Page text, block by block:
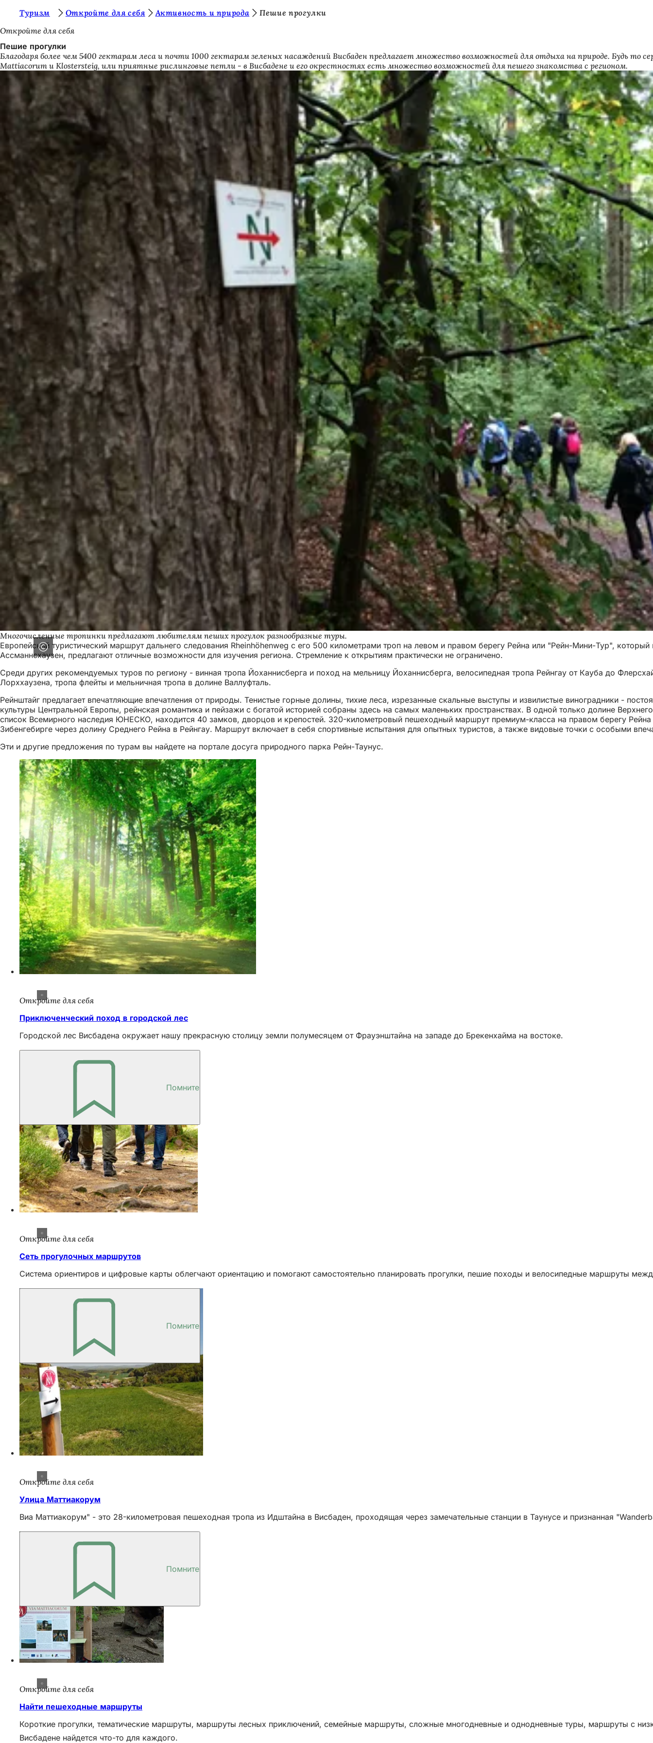
Перейти к содержимому
ы
з
д
е
Туризм Откройте для себя Активность и природа
Пешие прогулки
Откройте для себя
Пешие прогулки
Благодаря более чем 5400 гектарам леса и почти 1000 гектарам зеленых насаждений Висбаден предлагает множество возможностей для отдыха на природе. Будь то
Mattiacorum и Klostersteig, или приятные рислинговые петли - в Висбадене и его окрестностях есть множество возможностей для пешего знакомства с регионом.
Многочисленные тропинки предлагают любителям пеших прогулок разнообразные туры.
Европейский туристический маршрут дальнего следования Rheinhöhenweg с его 500 километрами троп на левом и правом берегу Рейна или "Рейн-Мини-Тур",
Ассманнсхаузен, предлагают отличные возможности для изучения региона. Стремление к открытиям практически не ограничено.
Среди других рекомендуемых туров по региону - винная тропа Йоханнисберга и поход на мельницу Йоханнисберга, велосипедная тропа Рейнгау от Кауба до
Лорххаузена, тропа флейты и мельничная тропа в долине Валлуфталь.
Рейнштайг предлагает впечатляющие впечатления от природы. Тенистые горные долины, тихие леса, изрезанные скальные выступы и извилистые виноградники -
культуры Центральной Европы, рейнская романтика и пейзажи с богатой историей собраны здесь на самых маленьких пространствах. В одной только долине
список Всемирного наследия ЮНЕСКО, находится 40 замков, дворцов и крепостей. 320-километровый пешеходный маршрут премиум-класса на правом берегу
Зибенгебирге через долину Среднего Рейна в Рейнгау. Маршрут включает в себя спортивные испытания для опытных туристов, а также видовые точки с особыми
Эти и другие предложения по турам вы найдете на портале досуга природного парка Рейн-Таунус.
Откройте для себя
Приключенческий поход в городской лес
Городской лес Висбадена окружает нашу прекрасную столицу земли полумесяцем от Фрауэнштайна на западе до Брекенхайма на востоке.
Помните
Откройте для себя
Сеть прогулочных маршрутов
Система ориентиров и цифровые карты облегчают ориентацию и помогают самостоятельно планировать прогулки, пешие походы и велосипедные маршруты
Помните
Откройте для себя
Улица Маттиакорум
Виа Маттиакорум" - это 28-километровая пешеходная тропа из Идштайна в Висбаден, проходящая через замечательные станции в Таунусе и признанная
Помните
Откройте для себя
Найти пешеходные маршруты
Короткие прогулки, тематические маршруты, маршруты лесных приключений, семейные маршруты, сложные многодневные и однодневные туры, маршруты с
Висбадене найдется что-то для каждого.